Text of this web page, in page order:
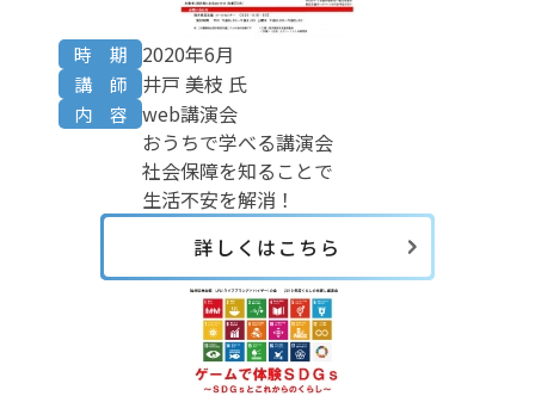
時 期 2020年6月
講 師 井戸 美枝 氏
内 容
web講演会
おうちで学べる講演会
社会保障を知ることで
生活不安を解消！
詳しくはこちら